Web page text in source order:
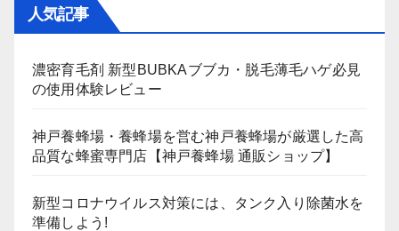
人気記事
濃密育毛剤 新型BUBKAブブカ・脱毛薄毛ハゲ必見
の使用体験レビュー
神戸養蜂場・養蜂場を営む神戸養蜂場が厳選した高
品質な蜂蜜専門店【神戸養蜂場 通販ショップ】
新型コロナウイルス対策には、タンク入り除菌水を
準備しよう!